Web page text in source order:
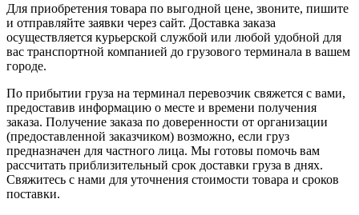
Для приобретения товара по выгодной цене, звоните, пишите
и отправляйте заявки через сайт. Доставка заказа
осуществляется курьерской службой или любой удобной для
вас транспортной компанией до грузового терминала в вашем
городе.
По прибытии груза на терминал перевозчик свяжется с вами,
предоставив информацию о месте и времени получения
заказа. Получение заказа по доверенности от организации
(предоставленной заказчиком) возможно, если груз
предназначен для частного лица. Мы готовы помочь вам
рассчитать приблизительный срок доставки груза в днях.
Свяжитесь с нами для уточнения стоимости товара и сроков
поставки.